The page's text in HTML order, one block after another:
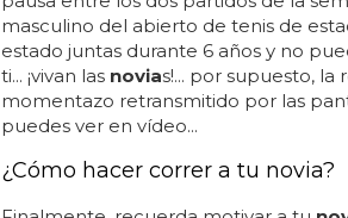
PUNTO, SET Y PARTIDO
Martina Navratilova pide
durante el Abierto de Estados
Martina navratilova pide matrimonio a